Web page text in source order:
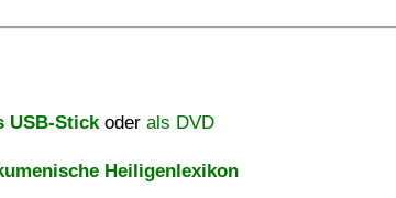
USB-Stickoder als DVD
Heiligenlexikon